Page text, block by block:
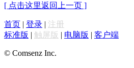
[ 点击这里返回上一页 ]
首页 | 登录 | 注册
标准版 | 触屏版 | 电脑版 | 客户端
© Comsenz Inc.